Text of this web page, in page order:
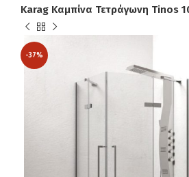
Karag Καμπίνα Τετράγωνη Tinos
-37%